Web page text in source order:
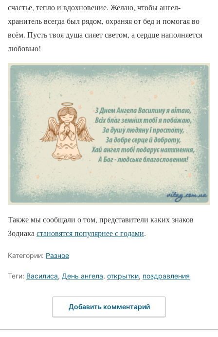
счастье, тепло и вдохновение. Желаю, чтобы ангел-
хранитель всегда был рядом, охраняя от бед и помогая во
всём. Пусть твоя душа сияет светом, а сердце наполняется
любовью!
Также мы сообщали о том, представители каких знаков
Зодиака становятся популярнее с годами.
Категории: Разное
Теги: Василиса, День ангела, открытки, поздравления
Добавить комментарий